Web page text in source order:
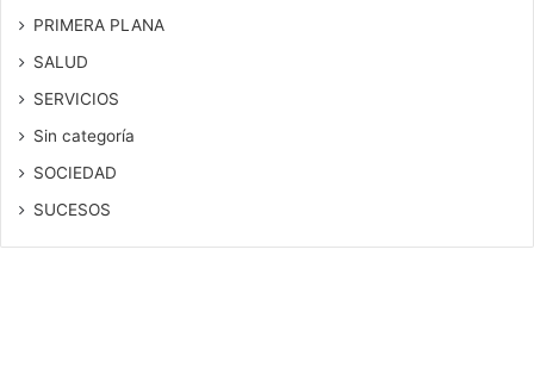
PRIMERA PLANA
SALUD
SERVICIOS
Sin categoría
SOCIEDAD
SUCESOS